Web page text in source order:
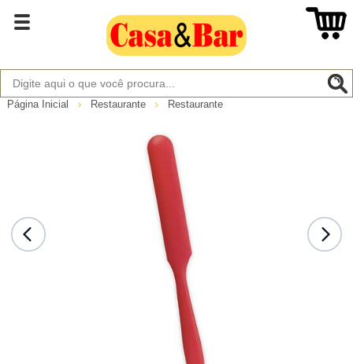
Página Inicial Restaurante Restaurante